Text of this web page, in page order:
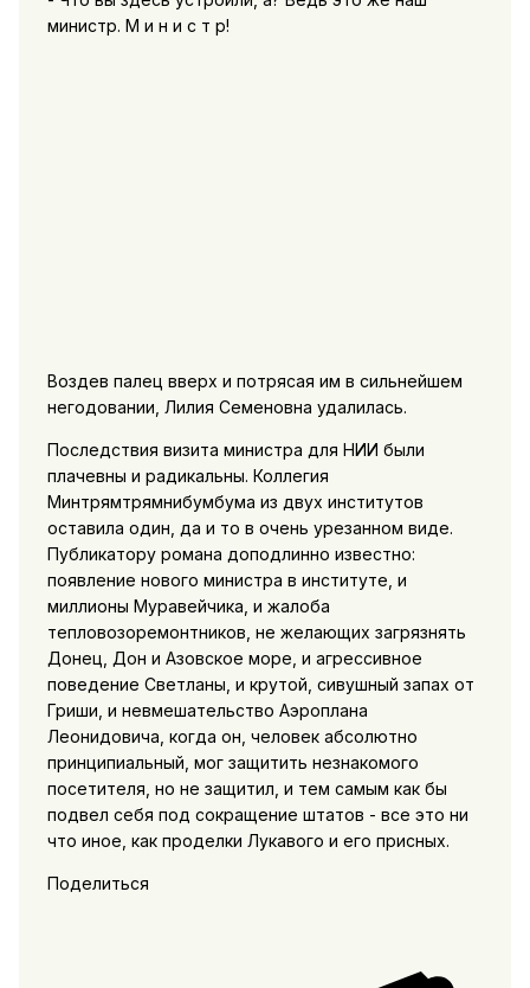
министр. М и н и с т р!
Воздев палец вверх и потрясая им в сильнейшем
негодовании, Лилия Семеновна удалилась.
Последствия визита министра для НИИ были
плачевны и радикальны. Коллегия
Минтрямтрямнибумбума из двух институтов
оставила один, да и то в очень урезанном виде.
Публикатору романа доподлинно известно:
появление нового министра в институте, и
миллионы Муравейчика, и жалоба
тепловозоремонтников, не желающих загрязнять
Донец, Дон и Азовское море, и агрессивное
поведение Светланы, и крутой, сивушный запах от
Гриши, и невмешательство Аэроплана
Леонидовича, когда он, человек абсолютно
принципиальный, мог защитить незнакомого
посетителя, но не защитил, и тем самым как бы
подвел себя под сокращение штатов - все это ни
что иное, как проделки Лукавого и его присных.
Поделиться